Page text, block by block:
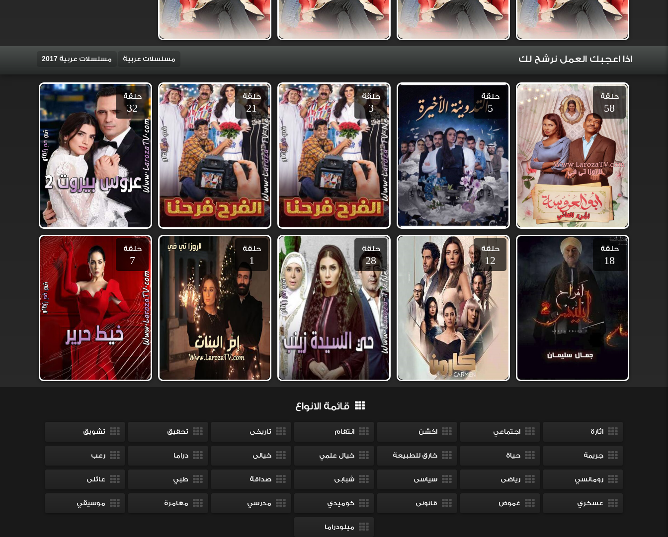
اذا اعجبك العمل نرشح لك مسلسلات عربية مسلسلات عربية 2017
حلقة
58
حلقة
5
حلقة
3
حلقة
21
حلقة
32
حلقة
18
حلقة
12
حلقة
28
حلقة
1
حلقة
7
قائمة الانواع
اثارة اجتماعي اكشن انتقام تاريخى تحقيق تشويق
جريمة حياة خارق للطبيعة خيال علمي خيالى دراما رعب
رومانسي رياضى سياسى شبابى صداقة طبي عائلى
عسكري غموض قانونى كوميدي مدرسي مغامرة موسيقي
ميلودراما